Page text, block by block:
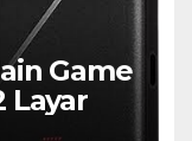
Game
Layar